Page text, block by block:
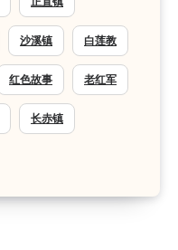
沙溪镇 白莲教
红色故事 老红军
长赤镇